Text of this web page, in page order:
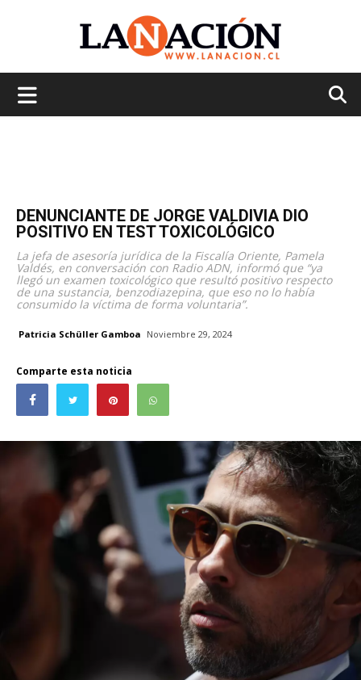
DENUNCIANTE DE JORGE VALDIVIA DIO
POSITIVO EN TEST TOXICOLÓGICO
La jefa de asesoría jurídica de la Fiscalía Oriente, Pamela
Valdés, en conversación con Radio ADN, informó que “ya
llegó un examen toxicológico que resultó positivo respecto
de una sustancia, benzodiazepina, que eso no lo había
consumido la víctima de forma voluntaria”.
Patricia Schüller Gamboa Noviembre 29, 2024
Comparte esta noticia